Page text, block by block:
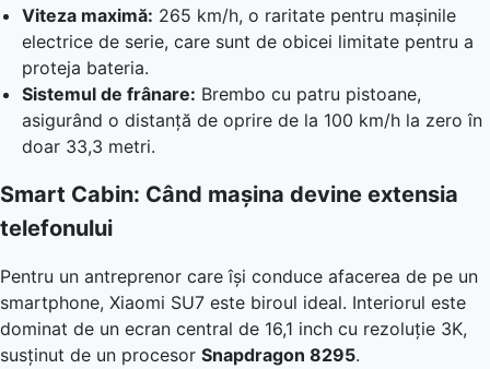
Viteza maximă: 265 km/h, o raritate pentru mașinile
electrice de serie, care sunt de obicei limitate pentru a
proteja bateria.
Sistemul de frânare: Brembo cu patru pistoane,
asigurând o distanță de oprire de la 100 km/h la zero în
doar 33,3 metri.
Smart Cabin: Când mașina devine extensia
telefonului
Pentru un antreprenor care își conduce afacerea de pe un
smartphone, Xiaomi SU7 este biroul ideal. Interiorul este
dominat de un ecran central de 16,1 inch cu rezoluție 3K,
susținut de un procesor Snapdragon 8295.